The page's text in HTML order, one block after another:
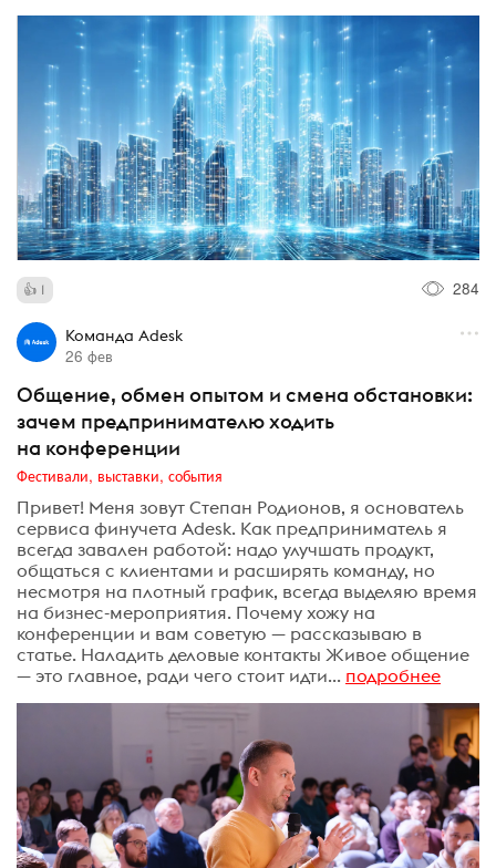
1 284
Команда Adesk
26 фев
Общение, обмен опытом и смена обстановки:
зачем предпринимателю ходить
на конференции
Фестивали, выставки, события
Привет! Меня зовут Степан Родионов, я основатель
сервиса финучета Adesk. Как предприниматель я
всегда завален работой: надо улучшать продукт,
общаться с клиентами и расширять команду, но
несмотря на плотный график, всегда выделяю время
на бизнес-мероприятия. Почему хожу на
конференции и вам советую — рассказываю в
статье. Наладить деловые контакты Живое общение
— это главное, ради чего стоит идти... подробнее